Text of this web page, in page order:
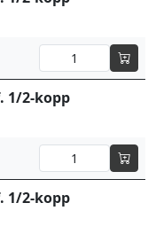
1/2-kopp
1/2-kopp